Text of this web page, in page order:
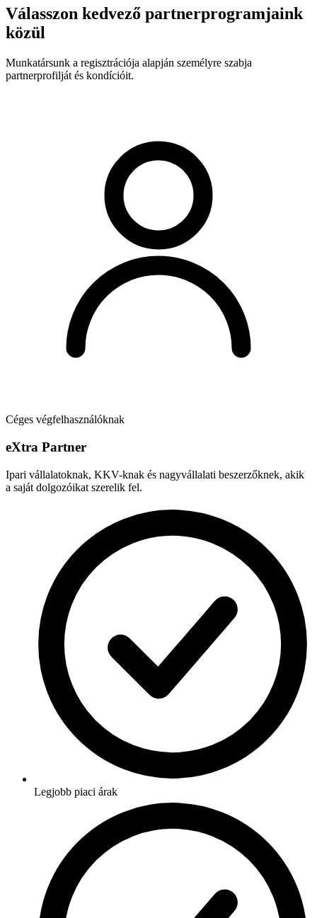
Válasszon kedvező partnerprogramjaink
közül
Munkatársunk a regisztrációja alapján személyre szabja
partnerprofilját és kondícióit.
Céges végfelhasználóknak
eXtra Partner
Ipari vállalatoknak, KKV-knak és nagyvállalati beszerzőknek, akik
a saját dolgozóikat szerelik fel.
Legjobb piaci árak